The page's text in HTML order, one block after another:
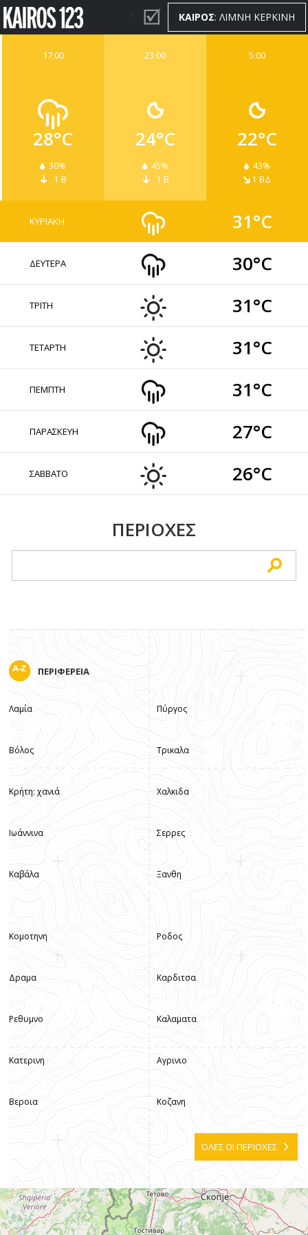
ΚΑΙΡΟΣ: ΛΙΜΝΗ ΚΕΡΚΙΝΗ
5:00
22°C
43%
1 ΒΔ
23:00
24°C
45%
1 Β
17:00
28°C
30%
1 Β
ΚΥΡΙΑΚΗ 31°C
ΔΕΥΤΕΡΑ 30°C
ΤΡΙΤΗ 31°C
ΤΕΤΑΡΤΗ 31°C
ΠΕΜΠΤΗ 31°C
ΠΑΡΑΣΚΕΥΗ 27°C
ΣΑΒΒΑΤΟ 26°C
ΠΕΡΙΟΧΕΣ
ΠΕΡΙΦΕΡΕΙΑ
Λαμία
Βόλος
Κρήτη: χανιά
Ιωάννινα
Καβάλα
Πύργος
Τρικαλα
Χαλκιδα
Σερρες
Ξανθη
Κομοτηνη
Δραμα
Ρεθυμνο
Κατερινη
Βεροια
Ροδος
Καρδιτσα
Καλαματα
Αγρινιο
Κοζανη
ΌΛΕΣ ΟΙ ΠΕΡΙΟΧΕΣ